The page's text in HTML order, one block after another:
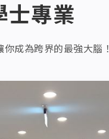
士專業
成為跨界的最強大腦！